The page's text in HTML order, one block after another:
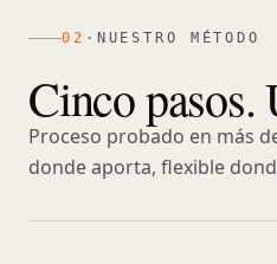
Identidad visual completa
—Manual de marca
—Papelería y packaging
—Dirección de arte
02 · NUESTRO MÉTODO
Cinco pasos.
Proceso probado en más
donde aporta, flexible